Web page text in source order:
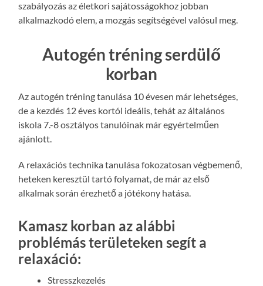
szabályozás az életkori sajátosságokhoz jobban
alkalmazkodó elem, a mozgás segítségével valósul meg.
Autogén tréning serdülő
korban
Az autogén tréning tanulása 10 évesen már lehetséges,
de a kezdés 12 éves kortól ideális, tehát az általános
iskola 7.-8 osztályos tanulóinak már egyértelműen
ajánlott.
A relaxációs technika tanulása fokozatosan végbemenő,
heteken keresztül tartó folyamat, de már az első
alkalmak során érezhető a jótékony hatása.
Kamasz korban az alábbi
problémás területeken segít a
relaxáció:
Stresszkezelés